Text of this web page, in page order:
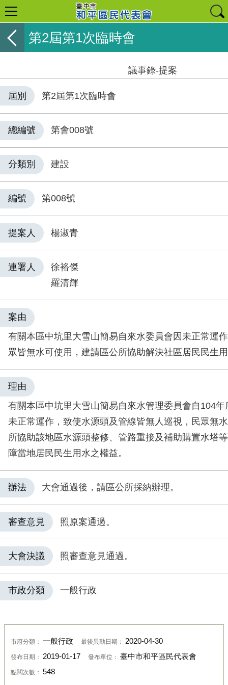
第2屆第1次臨時會
議事錄-提案
屆別 第2屆第1次臨時會
總編號 第會008號
分類別 建設
編號 第008號
提案人 楊淑青
連署人
徐裕傑
羅清輝
案由
有關本區中坑里大雪山簡易自來水委員會因未正常運
眾皆無水可使用，建請區公所協助解決社區居民民生
理由
有關本區中坑里大雪山簡易自來水管理委員會自104
未正常運作，致使水源頭及管線皆無人巡視，民眾無
所協助該地區水源頭整修、管路重接及補助購置水塔
障當地居民民生用水之權益。
辦法 大會通過後，請區公所採納辦理。
審查意見 照原案通過。
大會決議 照審查意見通過。
市政分類 一般行政
市府分類： 一般行政 最後異動日期： 2020-04-30
發布日期： 2019-01-17 發布單位： 臺中市和平區民代表會
點閱次數： 548